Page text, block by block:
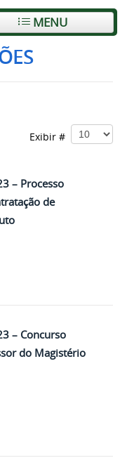
MENU
Exibir #
– Processo
de
– Concurso
do Magistério